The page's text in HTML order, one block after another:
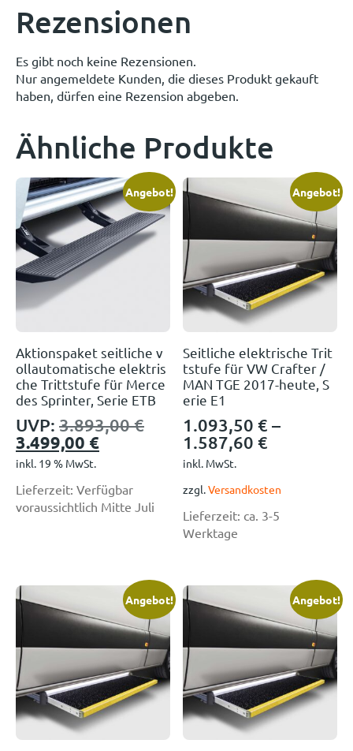
Rezensionen
Es gibt noch keine Rezensionen.
Nur angemeldete Kunden, die dieses Produkt gekauft
haben, dürfen eine Rezension abgeben.
Ähnliche Produkte
Angebot!
Aktionspaket seitliche v
ollautomatische elektris
che Trittstufe für Merce
des Sprinter, Serie ETB
UVP: 3.893,00€
3.499,00 €
inkl. 19 % MwSt.
Lieferzeit: Verfügbar
voraussichtlich Mitte Juli
Angebot!
Seitliche elektrische Trit
tstufe für VW Crafter /
MAN TGE 2017-heute, S
erie E1
1.093,50€ –
1.587,60€
inkl. MwSt.
zzgl.Versandkosten
Lieferzeit: ca. 3-5
Werktage
Angebot! Angebot!